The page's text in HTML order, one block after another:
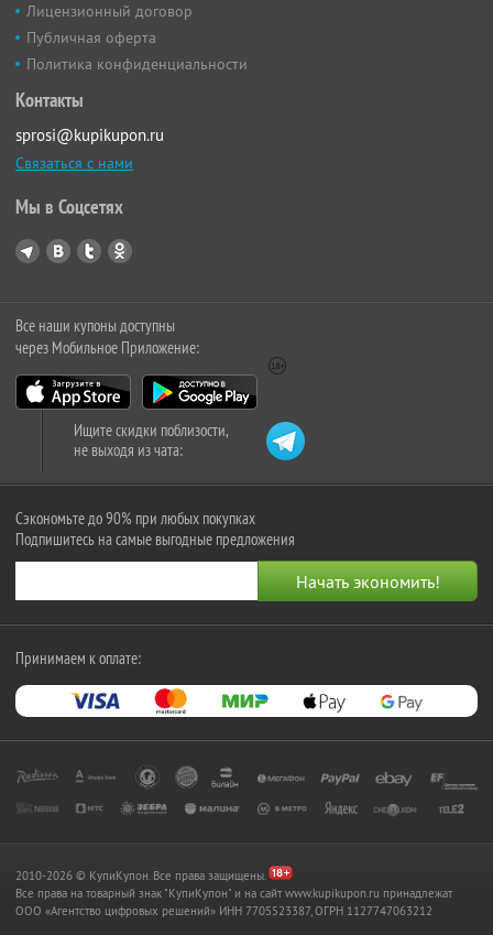
Лицензионный договор
Публичная оферта
Политика конфиденциальности
Контакты
sprosi@kupikupon.ru
Связаться с нами
Мы в Соцсетях
Все наши купоны доступны
через Мобильное Приложение:
Ищите скидки поблизости,
не выходя из чата:
Сэкономьте до 90% при любых покупках
Подпишитесь на самые выгодные предложения
Принимаем к оплате:
2010-2026 © КупиКупон. Все права защищены.
Все права на товарный знак "КупиКупон" и на сайт www.kupikupon.ru принадлежат
OOO «Агентство цифровых решений» ИНН 7705523387, ОГРН 1127747063212